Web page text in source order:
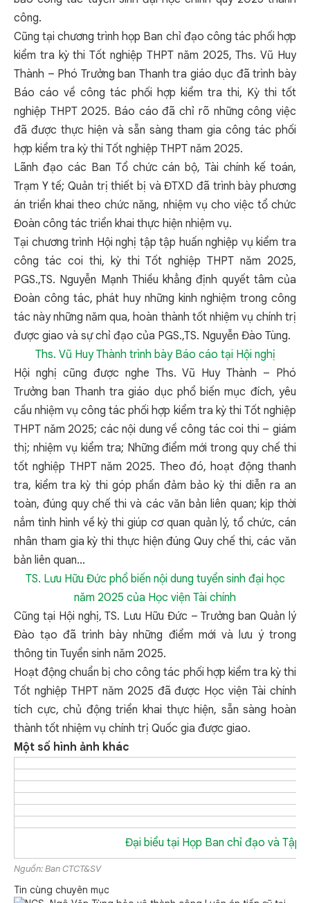
công.
Cũng tại chương trình họp Ban chỉ đạo công tác phối hợp
kiểm tra kỳ thi Tốt nghiệp THPT năm 2025, Ths. Vũ Huy
Thành – Phó Trưởng ban Thanh tra giáo dục đã trình bày
Báo cáo về công tác phối hợp kiểm tra thi, Kỳ thi tốt
nghiệp THPT 2025. Báo cáo đã chỉ rõ những công việc
đã được thực hiện và sẵn sàng tham gia công tác phối
hợp kiểm tra kỳ thi Tốt nghiệp THPT năm 2025.
Lãnh đạo các Ban Tổ chức cán bộ, Tài chính kế toán,
Trạm Y tế; Quản trị thiết bị và ĐTXD đã trình bày phương
án triển khai theo chức năng, nhiệm vụ cho việc tổ chức
Đoàn công tác triển khai thực hiện nhiệm vụ.
Tại chương trình Hội nghị tập tập huấn nghiệp vụ kiểm tra
công tác coi thi, kỳ thi Tốt nghiệp THPT năm 2025,
PGS.,TS. Nguyễn Mạnh Thiều khẳng định quyết tâm của
Đoàn công tác, phát huy những kinh nghiệm trong công
tác này những năm qua, hoàn thành tốt nhiệm vụ chính trị
được giao và sự chỉ đạo của PGS.,TS. Nguyễn Đào Tùng.
Ths. Vũ Huy Thành trình bày Báo cáo tại Hội nghị
Hội nghị cũng được nghe Ths. Vũ Huy Thành – Phó
Trưởng ban Thanh tra giáo dục phổ biến mục đích, yêu
cầu nhiệm vụ công tác phối hợp kiểm tra kỳ thi Tốt nghiệp
THPT năm 2025; các nội dung về công tác coi thi – giám
thị; nhiệm vụ kiểm tra; Những điểm mới trong quy chế thi
tốt nghiệp THPT năm 2025. Theo đó, hoạt động thanh
tra, kiểm tra kỳ thi góp phần đảm bảo kỳ thi diễn ra an
toàn, đúng quy chế thi và các văn bản liên quan; kịp thời
nắm tình hình về kỳ thi giúp cơ quan quản lý, tổ chức, cán
nhân tham gia kỳ thi thực hiện đúng Quy chế thi, các văn
bản liên quan...
TS. Lưu Hữu Đức phổ biến nội dung tuyển sinh đại học
năm 2025 của Học viện Tài chính
Cũng tại Hội nghị, TS. Lưu Hữu Đức – Trưởng ban Quản lý
Đào tạo đã trình bày những điểm mới và lưu ý trong
thông tin Tuyển sinh năm 2025.
Hoạt động chuẩn bị cho công tác phối hợp kiểm tra kỳ thi
Tốt nghiệp THPT năm 2025 đã được Học viện Tài chính
tích cực, chủ động triển khai thực hiện, sẵn sàng hoàn
thành tốt nhiệm vụ chính trị Quốc gia được giao.
Một số hình ảnh khác
Đại biểu tại Họp Ban chỉ đạo và Tập
Nguồn: Ban CTCT&SV
Tin cùng chuyên mục